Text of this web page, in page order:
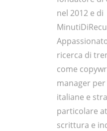
nel 2012 e di
ricerca di
come
manager per
italiane e
particolare
scrittura e